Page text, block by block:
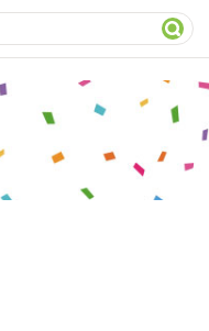
ザ・リーダー』たちの泣き笑い
です！の気になるトコロ